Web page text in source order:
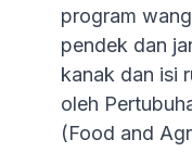
program
pendek dan
kanak dan isi
oleh
(Food and